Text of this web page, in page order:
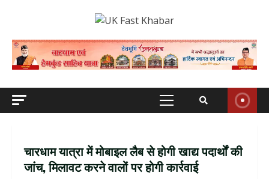
Primary
चारधाम यात्रा में मोबाइल लैब से होगी खाद्य पदार्थों की
जांच, मिलावट करने वालों पर होगी कार्रवाई